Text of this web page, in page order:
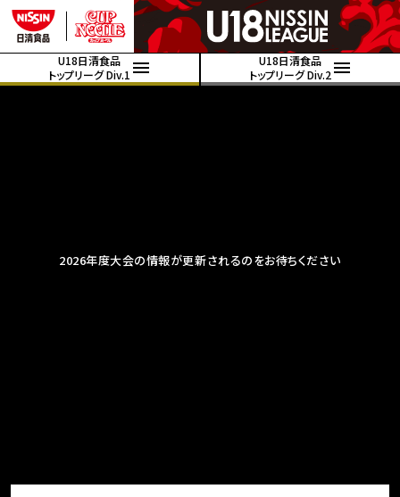
U18日清食品
トップリーグ Div.1
U18日清食品
トップリーグ Div.2
2026年度大会の情報が更新されるのをお待ちください